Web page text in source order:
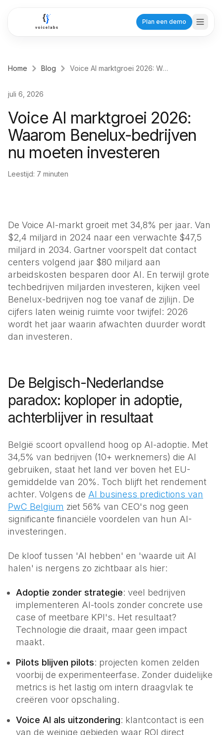
Plan een demo
Tandartsen
Planning voor praktijken
Huisartsen
Advocaten
Juridisch advies
Makelaars
Bezichtigingen plannen
Loodgieters
Service op locatie
Elektriciens
Storingen & spoed
Bedrijven
Restaurants
Reserveringen
Energie
Klantenservice
Corporaties
Onderhoud & beheer
MKB
Voor elk bedrijf
Bel met Robin
Home Blog Voice AI marktgroei 2026: Waarom Benelux-bedrijven nu moeten investeren
juli 6, 2026
Voice AI marktgroei 2026:
Waarom Benelux-bedrijven
nu moeten investeren
Leestijd: 7 minuten
De Voice AI-markt groeit met 34,8% per jaar. Van
$2,4 miljard in 2024 naar een verwachte $47,5
miljard in 2034. Gartner voorspelt dat contact
centers volgend jaar $80 miljard aan
arbeidskosten besparen door AI. En terwijl grote
techbedrijven miljarden investeren, kijken veel
Benelux-bedrijven nog toe vanaf de zijlijn. De
cijfers laten weinig ruimte voor twijfel: 2026
wordt het jaar waarin afwachten duurder wordt
dan investeren.
De Belgisch-Nederlandse
paradox: koploper in adoptie,
achterblijver in resultaat
België scoort opvallend hoog op AI-adoptie. Met
34,5% van bedrijven (10+ werknemers) die AI
gebruiken, staat het land ver boven het EU-
gemiddelde van 20%. Toch blijft het rendement
achter. Volgens de AI business predictions van
PwC Belgium ziet 56% van CEO's nog geen
significante financiële voordelen van hun AI-
investeringen.
De kloof tussen 'AI hebben' en 'waarde uit AI
halen' is nergens zo zichtbaar als hier:
Adoptie zonder strategie: veel bedrijven
implementeren AI-tools zonder concrete use
case of meetbare KPI's. Het resultaat?
Technologie die draait, maar geen impact
maakt.
Pilots blijven pilots: projecten komen zelden
voorbij de experimenteerfase. Zonder duidelijke
metrics is het lastig om intern draagvlak te
creëren voor opschaling.
Voice AI als uitzondering: klantcontact is een
van de weinige gebieden waar ROI direct